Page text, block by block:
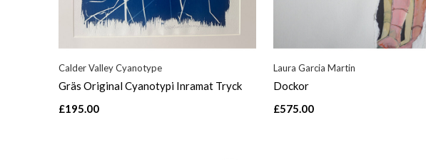
Calder Valley Cyanotype
Gräs Original Cyanotypi Inramat Tryck
£195.00
Laura Garcia Martin
Dockor
£575.00